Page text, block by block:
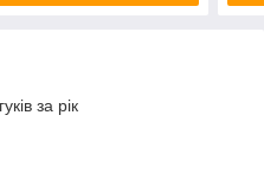
за рік